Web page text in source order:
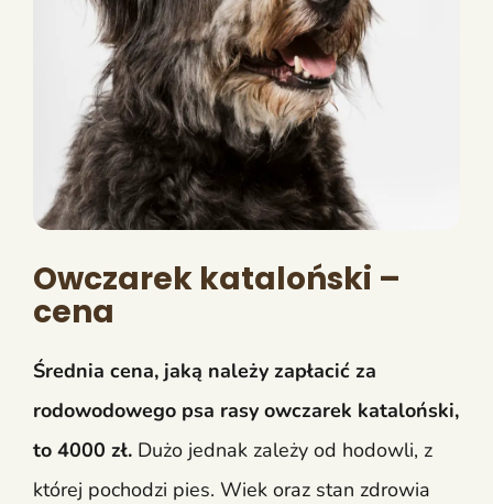
Owczarek kataloński –
cena
Średnia cena, jaką należy zapłacić za
rodowodowego psa rasy owczarek kataloński,
to 4000 zł. Dużo jednak zależy od hodowli, z
której pochodzi pies. Wiek oraz stan zdrowia